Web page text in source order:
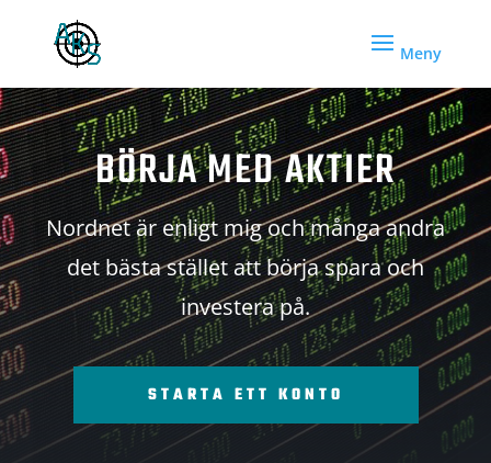
BÖRJA MED AKTIER
Nordnet är enligt mig och många andra
det bästa stället att börja spara och
investera på.
STARTA ETT KONTO